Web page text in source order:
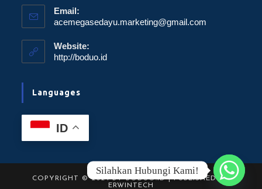
Email:
acemegasedayu.marketing@gmail.com
Website:
http://boduo.id
Languages
ID
COPYRIGHT © 2024 BY BODUO.ID | PUBLISHED BY
ERWINTECH
Silahkan Hubungi Kami!